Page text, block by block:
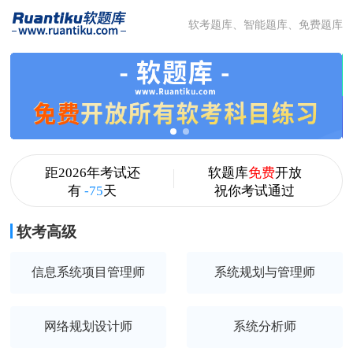
软考题库、智能题库、免费题库
距2026年考试还
有-75天
软题库免费开放
祝你考试通过
软考高级
信息系统项目管理师 系统规划与管理师
网络规划设计师 系统分析师